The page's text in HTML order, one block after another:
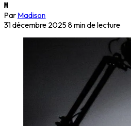
M
Par Madison
31 décembre 20258 min de lecture